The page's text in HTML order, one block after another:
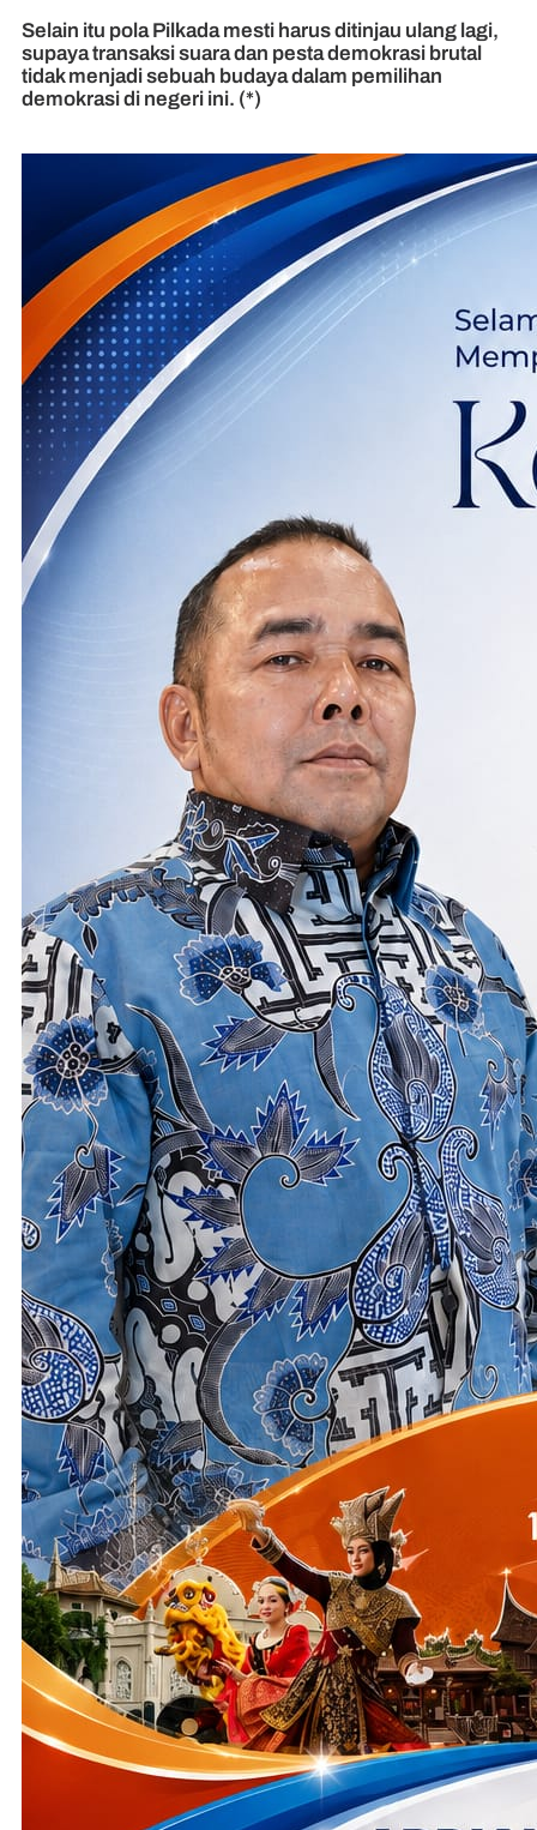
Selain itu pola Pilkada mesti harus ditinjau ulang lagi,
supaya transaksi suara dan pesta demokrasi brutal
tidak menjadi sebuah budaya dalam pemilihan
demokrasi di negeri ini. (*)